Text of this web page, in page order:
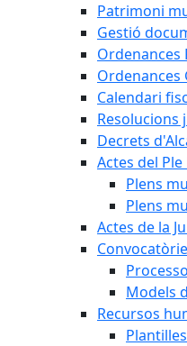
Patrimoni
Gestió
Ordenances
Ordenances
Calendari
Resolucions
Decrets
Actes del
Plens
Plens
Actes de la
Models
Recursos